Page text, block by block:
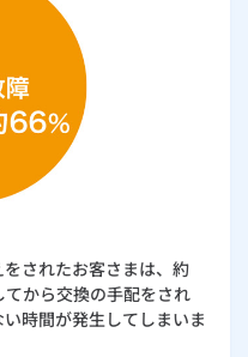
う選択も！
におまかせ
されたお客さまは、約
から交換の手配をされ
時間が発生してしまいま